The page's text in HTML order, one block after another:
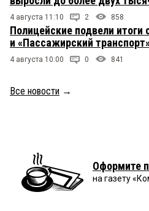
4 августа 11:10 2 858
Полицейские подвели итоги
и «Пассажирский
4 августа 10:00 0 841
Все новости →
Оформите
на газету